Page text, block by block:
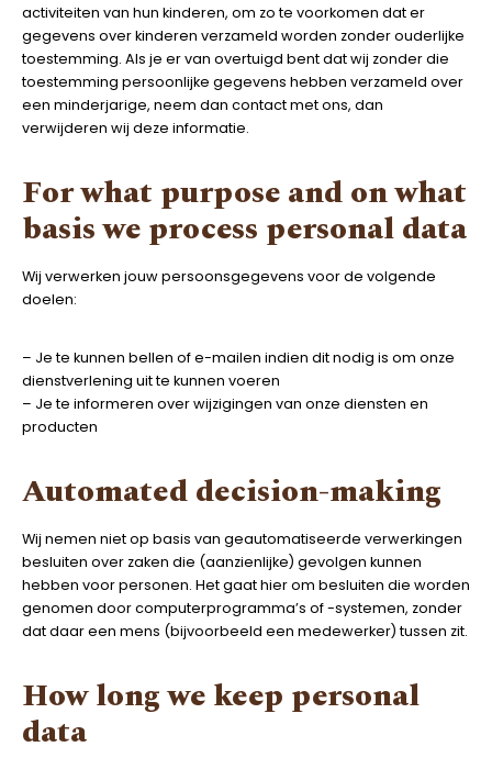
activiteiten van hun kinderen, om zo te voorkomen dat er
gegevens over kinderen verzameld worden zonder ouderlijke
toestemming. Als je er van overtuigd bent dat wij zonder die
toestemming persoonlijke gegevens hebben verzameld over
een minderjarige, neem dan contact met ons, dan
verwijderen wij deze informatie.
For what purpose and on what
basis we process personal data
Wij verwerken jouw persoonsgegevens voor de volgende
doelen:
– Je te kunnen bellen of e-mailen indien dit nodig is om onze
dienstverlening uit te kunnen voeren
– Je te informeren over wijzigingen van onze diensten en
producten
Automated decision-making
Wij nemen niet op basis van geautomatiseerde verwerkingen
besluiten over zaken die (aanzienlijke) gevolgen kunnen
hebben voor personen. Het gaat hier om besluiten die worden
genomen door computerprogramma’s of -systemen, zonder
dat daar een mens (bijvoorbeeld een medewerker) tussen zit.
How long we keep personal
data